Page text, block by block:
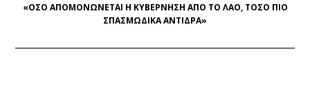
«ΌΣΟ ΑΠΟΜΟΝΏΝΕΤΑΙ Η ΚΥΒΈΡΝΗΣΗ ΑΠΌ ΤΟ ΛΑΌ, ΤΌΣΟ ΠΙΟ
ΣΠΑΣΜΩΔΙΚΆ ΑΝΤΙΔΡΆ»